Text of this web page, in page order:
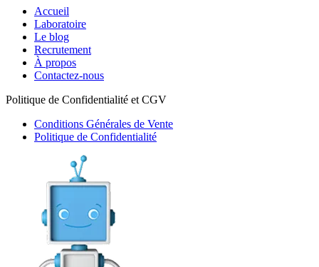
Accueil
Laboratoire
Le blog
Recrutement
À propos
Contactez-nous
Politique de Confidentialité et CGV
Conditions Générales de Vente
Politique de Confidentialité